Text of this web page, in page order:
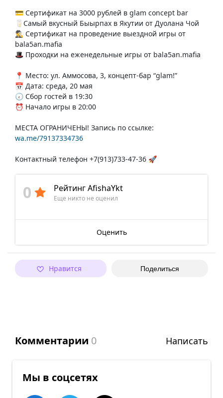
💳 Сертификат на 3000 рублей в glam concept bar
🥛Самый вкусный Быырпах в Якутии от Дуолана Чой
🕵️‍♂️ Сертификат на проведение выездной игры от
bala5an.mafia
🎩 Проходки на еженедельные игры от bala5an.mafia
📍 Место: ул. Аммосова, 3, концепт-бар “glam!”
📅 Дата: среда, 20 мая
🕢 Сбор гостей в 19:30
⏰ Начало игры в 20:00
МЕСТА ОГРАНИЧЕНЫ! Запись по ссылке:
wa.me/79137334736
Контактный телефон +7(913)733-47-36 🚀
0 Рейтинг AfishaYkt
Еще никто не оценил
Оценить
Нравится Поделиться
Комментарии 0 Написать
Мы в соцсетях